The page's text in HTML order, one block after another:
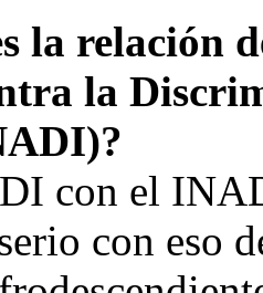
la relación
la
con el
con eso